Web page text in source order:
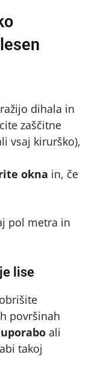
dihala in
zaščitne
vsaj kirurško),
okna in, če
pol metra in
lise
površinah
ali
takoj